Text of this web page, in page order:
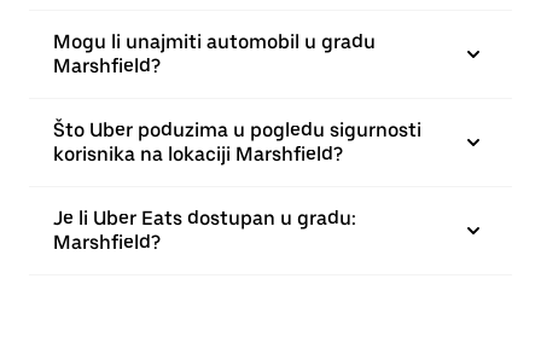
Mogu li unajmiti automobil u gradu
Marshfield?
Što Uber poduzima u pogledu sigurnosti
korisnika na lokaciji Marshfield?
Je li Uber Eats dostupan u gradu:
Marshfield?